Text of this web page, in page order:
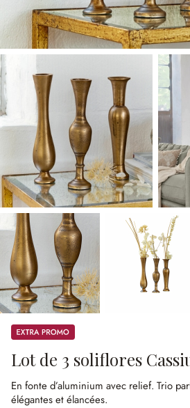
Promos
Lot de 3 soliflores
En fonte d’aluminium avec relief. Trio
élégantes et élancées.